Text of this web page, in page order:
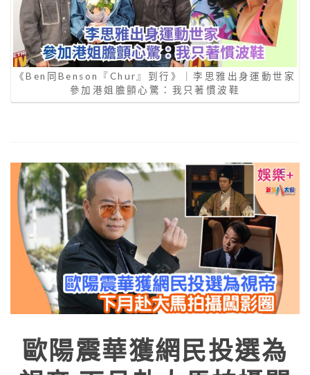
《Ben同Benson『Chur』到行》｜李思雅出身運動世家
參加港姐膽顫心驚：我只著慣波鞋
歐陽震華獲網民投選為